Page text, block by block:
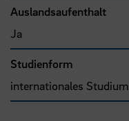
Auslandsaufenthalt
Ja
Studienform
internationales Studium